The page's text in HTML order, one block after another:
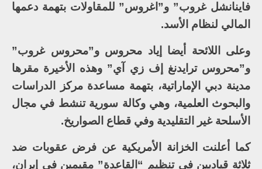
فاينانشل غروب” و”اغروس” للمقاولات بتهمة دعمها
المالي لنظام الأسد.
وعلى اللائحة أيضا إياد محروس و”محروس غروب”
و”محروس ترايدنغ إف زي آي” وهذه الأخيرة مقرها
مدينة دبي الإماراتية، بتهمة مساعدة مركز الدراسات
والبحوث العلمية، وهي وكالة سورية تنشط في مجال
الأسلحة غير التقليدية وفي قطاع الصواريخ.
كما أعلنت الخزانة الأمريكية عن فرض عقوبات ضد
ثلاثة قياديين في تنظيم “القاعدة” مقيمين في إيران،